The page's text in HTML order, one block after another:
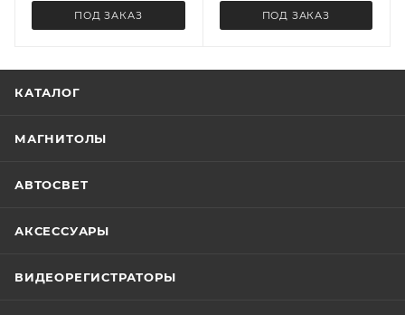
ПОД ЗАКАЗ ПОД ЗАКАЗ
КАТАЛОГ
МАГНИТОЛЫ
АВТОСВЕТ
АКСЕССУАРЫ
ВИДЕОРЕГИСТРАТОРЫ